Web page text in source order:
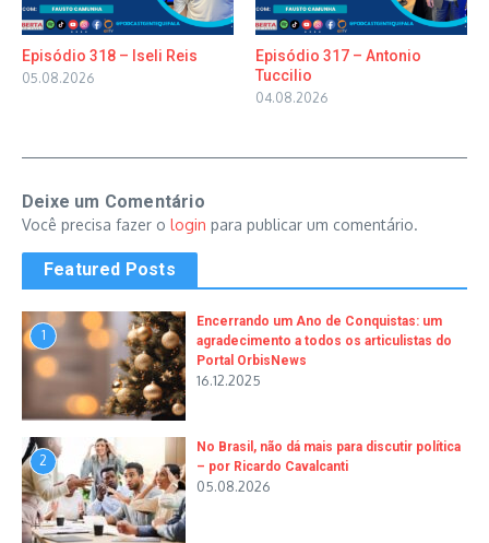
Episódio 318 – Iseli Reis
05.08.2026
Episódio 317 – Antonio
Tuccilio
04.08.2026
Deixe um Comentário
Você precisa fazer o login para publicar um comentário.
Featured Posts
1
Encerrando um Ano de Conquistas: um
agradecimento a todos os articulistas do
Portal OrbisNews
16.12.2025
2
No Brasil, não dá mais para discutir política
– por Ricardo Cavalcanti
05.08.2026